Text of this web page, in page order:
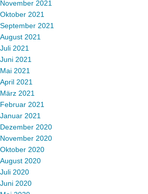
November 2021
Oktober 2021
September 2021
August 2021
Juli 2021
Juni 2021
Mai 2021
April 2021
März 2021
Februar 2021
Januar 2021
Dezember 2020
November 2020
Oktober 2020
August 2020
Juli 2020
Juni 2020